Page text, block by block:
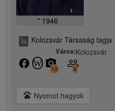
* 1946
Kolozsvár Társaság tagja
Város:Kolozsvár
facebook W camera_alt
13 people_outline
6
pets Nyomot hagyok